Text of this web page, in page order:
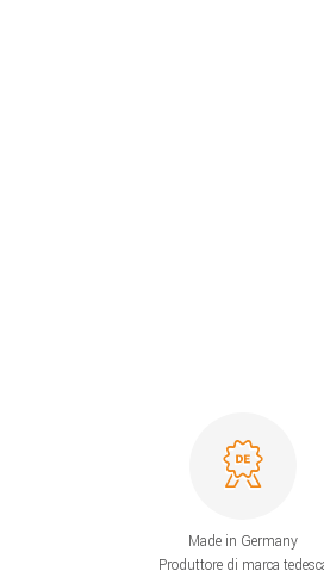
Made in Germany
Produttore di marca